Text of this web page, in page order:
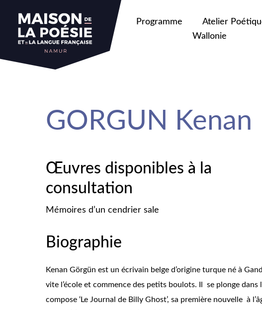
Programme
Atelier
Wallonie
GORGUN Kenan
Œuvres disponibles à la
consultation
Mémoires d’un cendrier sale
Biographie
Kenan Görgün est un écrivain belge d’origine turque né à
vite l’école et commence des petits boulots. Il se plonge
compose ‘Le Journal de Billy Ghost’, sa première nouvelle à